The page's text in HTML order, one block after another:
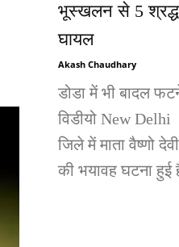
भूस्खलन से 5
घायल
Akash Chaudhary
डोडा में भी बादल
विडीयो New Delhi
जिले में माता वैष्णो
की भयावह घटना हुई